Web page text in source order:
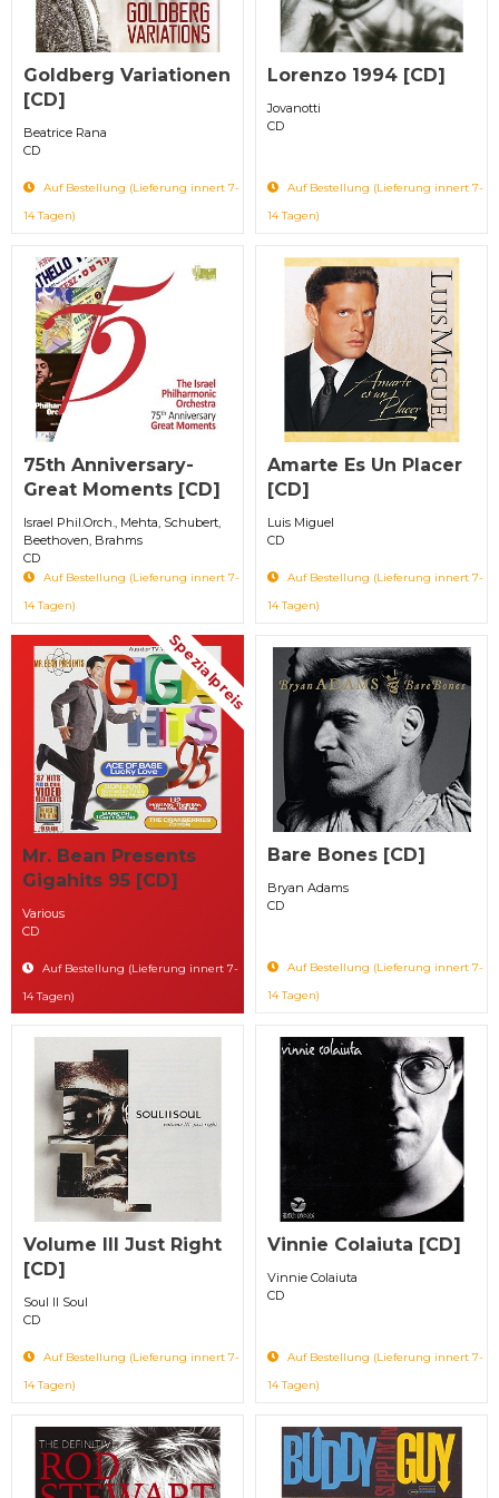
Goldberg Variationen
[CD]
Beatrice Rana
CD
Auf Bestellung (Lieferung innert 7-
14 Tagen)
Lorenzo 1994 [CD]
Jovanotti
CD
Auf Bestellung (Lieferung innert 7-
14 Tagen)
75th Anniversary-
Great Moments [CD]
Israel Phil.Orch., Mehta, Schubert,
Beethoven, Brahms
CD
Auf Bestellung (Lieferung innert 7-
14 Tagen)
Amarte Es Un Placer
[CD]
Luis Miguel
CD
Auf Bestellung (Lieferung innert 7-
14 Tagen)
Spezialpreis
Mr. Bean Presents
Gigahits 95 [CD]
Various
CD
Auf Bestellung (Lieferung innert 7-
14 Tagen)
Bare Bones [CD]
Bryan Adams
CD
Auf Bestellung (Lieferung innert 7-
14 Tagen)
Volume III Just Right
[CD]
Soul II Soul
CD
Auf Bestellung (Lieferung innert 7-
14 Tagen)
Vinnie Colaiuta [CD]
Vinnie Colaiuta
CD
Auf Bestellung (Lieferung innert 7-
14 Tagen)